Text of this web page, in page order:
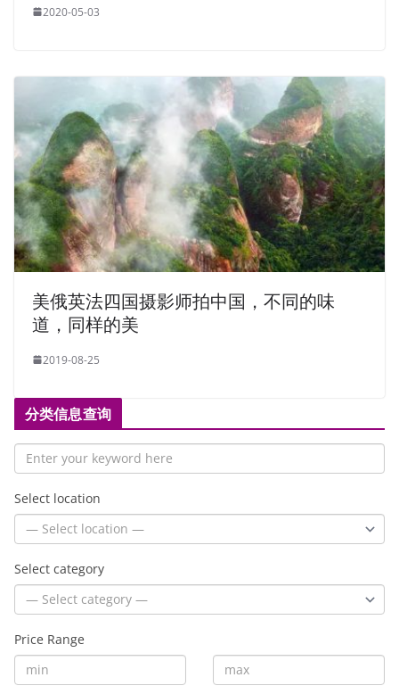
2020-05-03
美俄英法四国摄影师拍中国，不同的味
道，同样的美
2019-08-25
分类信息查询
Select location
Select category
Price Range